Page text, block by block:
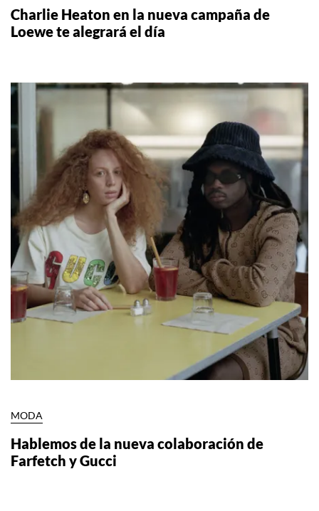
Charlie Heaton en la nueva campaña de
Loewe te alegrará el día
MODA
Hablemos de la nueva colaboración de
Farfetch y Gucci